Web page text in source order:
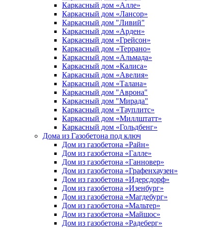
Каркасный дом «Алле»
Каркасный дом «Лансор»
Каркасный дом "Ливий"
Каркасный дом «Арден»
Каркасный дом «Грейсон»
Каркасный дом «Террано»
Каркасный дом «Альмада»
Каркасный дом «Калиса»
Каркасный дом «Авелия»
Каркасный дом «Талана»
Каркасный дом "Аврона"
Каркасный дом "Мирада"
Каркасный дом «Тауплитс»
Каркасный дом «Миллштатт»
Каркасный дом «Гольдбенг»
Дома из Газобетона под ключ
Дом из газобетона «Райн»
Дом из газобетона «Галле»
Дом из газобетона «Ганновер»
Дом из газобетона «Графенхаузен»
Дом из газобетона «Идерсдорф»
Дом из газобетона «Изенбург»
Дом из газобетона «Магдебург»
Дом из газобетона «Мальтер»
Дом из газобетона «Майшос»
Дом из газобетона «Радеберг»